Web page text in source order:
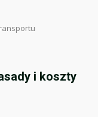
i koszty